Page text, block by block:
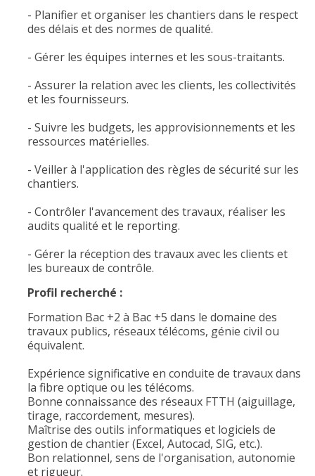
- Planifier et organiser les chantiers dans le respect
des délais et des normes de qualité.
- Gérer les équipes internes et les sous-traitants.
- Assurer la relation avec les clients, les collectivités
et les fournisseurs.
- Suivre les budgets, les approvisionnements et les
ressources matérielles.
- Veiller à l'application des règles de sécurité sur les
chantiers.
- Contrôler l'avancement des travaux, réaliser les
audits qualité et le reporting.
- Gérer la réception des travaux avec les clients et
les bureaux de contrôle.
Profil recherché :
Formation Bac +2 à Bac +5 dans le domaine des
travaux publics, réseaux télécoms, génie civil ou
équivalent.
Expérience significative en conduite de travaux dans
la fibre optique ou les télécoms.
Bonne connaissance des réseaux FTTH (aiguillage,
tirage, raccordement, mesures).
Maîtrise des outils informatiques et logiciels de
gestion de chantier (Excel, Autocad, SIG, etc.).
Bon relationnel, sens de l'organisation, autonomie
et rigueur.